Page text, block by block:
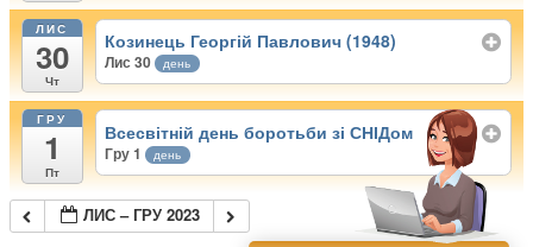
ЛИС
30
Чт
Козинець Георгій Павлович (1948)
Лис 30 день
ГРУ
1
Пт
Всесвітній день боротьби зі СНІДом
Гру 1 день
ЛИС – ГРУ 2023